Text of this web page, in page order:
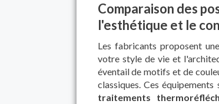
Comparaison des
l'esthétique et le
Les fabricants proposent
votre style de vie et
éventail de motifs et de
classiques. Ces
traitements